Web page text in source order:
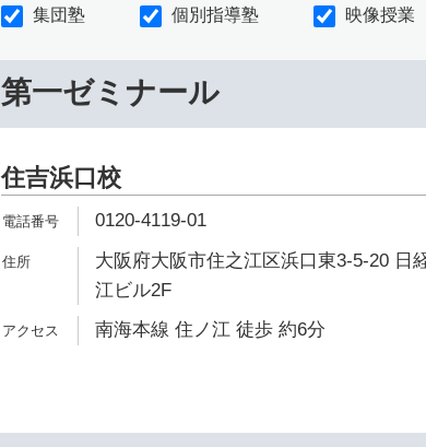
集団塾 個別指導塾 映像授業
第一ゼミナール
住吉浜口校
0120-4119-01
大阪府大阪市住之江区浜口東3-5-20 日
江ビル2F
南海本線 住ノ江 徒歩 約6分